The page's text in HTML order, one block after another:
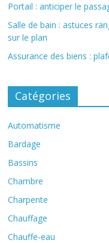
Portail : anticiper le
Salle de bain : astuces
sur le plan
Assurance des biens :
Catégories
Automatisme
Bardage
Bassins
Chambre
Charpente
Chauffage
Chauffe-eau